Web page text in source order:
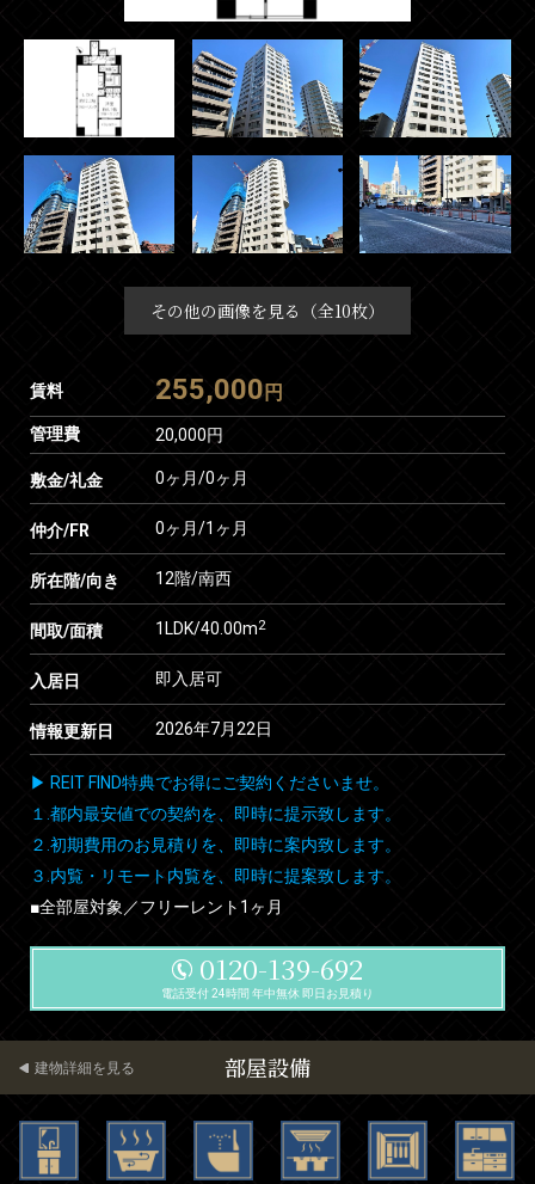
その他の画像を見る（全10枚）
賃料 255,000 円
管理費 20,000円
敷金/礼金 0ヶ月/0ヶ月
仲介/FR 0ヶ月/1ヶ月
所在階/向き 12階/南西
間取/面積 1LDK/40.00m2
入居日 即入居可
情報更新日 2026年7月22日
▶ REIT FIND特典でお得にご契約くださいませ。
１.都内最安値での契約を、即時に提示致します。
２.初期費用のお見積りを、即時に案内致します。
３.内覧・リモート内覧を、即時に提案致します。
■全部屋対象／フリーレント1ヶ月
0120-139-692
電話受付 24時間 年中無休 即日お見積り
部屋設備
建物詳細を見る